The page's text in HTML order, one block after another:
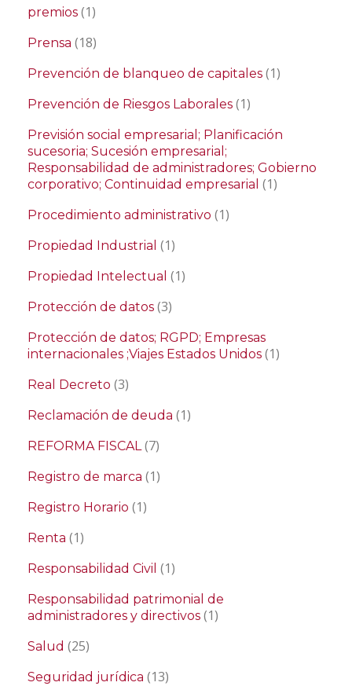
premios (1)
Prensa (18)
Prevención de blanqueo de capitales (1)
Prevención de Riesgos Laborales (1)
Previsión social empresarial; Planificación
sucesoria; Sucesión empresarial;
Responsabilidad de administradores; Gobierno
corporativo; Continuidad empresarial (1)
Procedimiento administrativo (1)
Propiedad Industrial (1)
Propiedad Intelectual (1)
Protección de datos (3)
Protección de datos; RGPD; Empresas
internacionales ;Viajes Estados Unidos (1)
Real Decreto (3)
Reclamación de deuda (1)
REFORMA FISCAL(7)
Registro de marca (1)
Registro Horario (1)
Renta (1)
Responsabilidad Civil (1)
Responsabilidad patrimonial de
administradores y directivos (1)
Salud (25)
Seguridad jurídica (13)